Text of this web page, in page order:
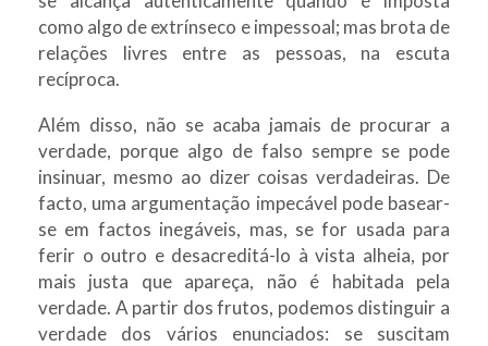
como algo de extrínseco e impessoal; mas brota de
relações livres entre as pessoas, na escuta
recíproca.
Além disso, não se acaba jamais de procurar a
verdade, porque algo de falso sempre se pode
insinuar, mesmo ao dizer coisas verdadeiras. De
facto, uma argumentação impecável pode basear-
se em factos inegáveis, mas, se for usada para
ferir o outro e desacreditá-lo à vista alheia, por
mais justa que apareça, não é habitada pela
verdade. A partir dos frutos, podemos distinguir a
verdade dos vários enunciados: se suscitam